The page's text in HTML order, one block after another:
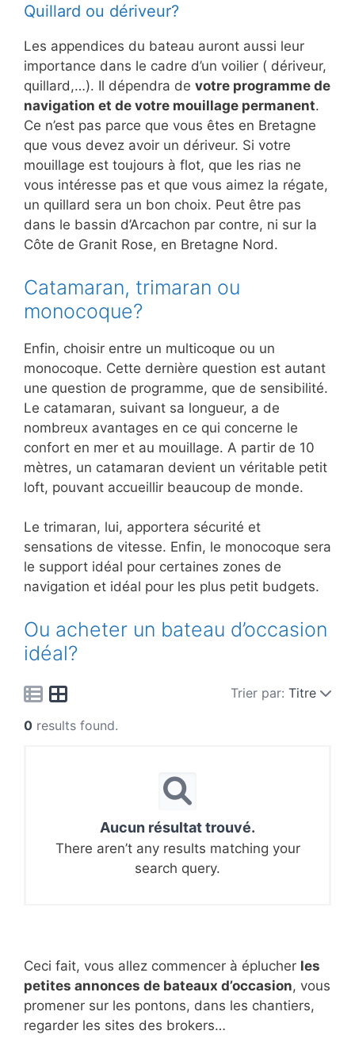
Quillard ou dériveur?
Les appendices du bateau auront aussi leur
importance dans le cadre d’un voilier ( dériveur,
quillard,…). Il dépendra de votre programme de
navigation et de votre mouillage permanent.
Ce n’est pas parce que vous êtes en Bretagne
que vous devez avoir un dériveur. Si votre
mouillage est toujours à flot, que les rias ne
vous intéresse pas et que vous aimez la régate,
un quillard sera un bon choix. Peut être pas
dans le bassin d’Arcachon par contre, ni sur la
Côte de Granit Rose, en Bretagne Nord.
Catamaran, trimaran ou
monocoque?
Enfin, choisir entre un multicoque ou un
monocoque. Cette dernière question est autant
une question de programme, que de sensibilité.
Le catamaran, suivant sa longueur, a de
nombreux avantages en ce qui concerne le
confort en mer et au mouillage. A partir de 10
mètres, un catamaran devient un véritable petit
loft, pouvant accueillir beaucoup de monde.
Le trimaran, lui, apportera sécurité et
sensations de vitesse. Enfin, le monocoque sera
le support idéal pour certaines zones de
navigation et idéal pour les plus petit budgets.
Ou acheter un bateau d’occasion
idéal?
Trier par: Titre
0 results found.
Aucun résultat trouvé.
There aren’t any results matching your
search query.
Ceci fait, vous allez commencer à éplucher les
petites annonces de bateaux d’occasion, vous
promener sur les pontons, dans les chantiers,
regarder les sites des brokers…